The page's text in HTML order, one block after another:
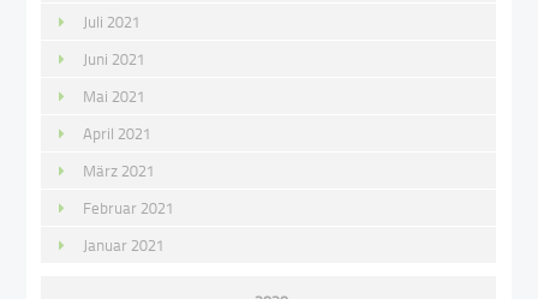
Juli 2021
Juni 2021
Mai 2021
April 2021
März 2021
Februar 2021
Januar 2021